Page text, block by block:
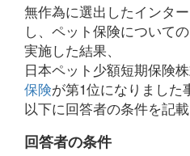
無作為に選出したインタ
し、ペット保険について
実施した結果、
日本ペット少額短期保険
保険が第1位になりました
以下に回答者の条件を記載
回答者の条件